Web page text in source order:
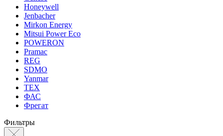
Honeywell
Jenbacher
Mirkon Energy
Mitsui Power Eco
POWERON
Pramac
REG
SDMO
Yanmar
ТЕХ
ФАС
Фрегат
Фильтры